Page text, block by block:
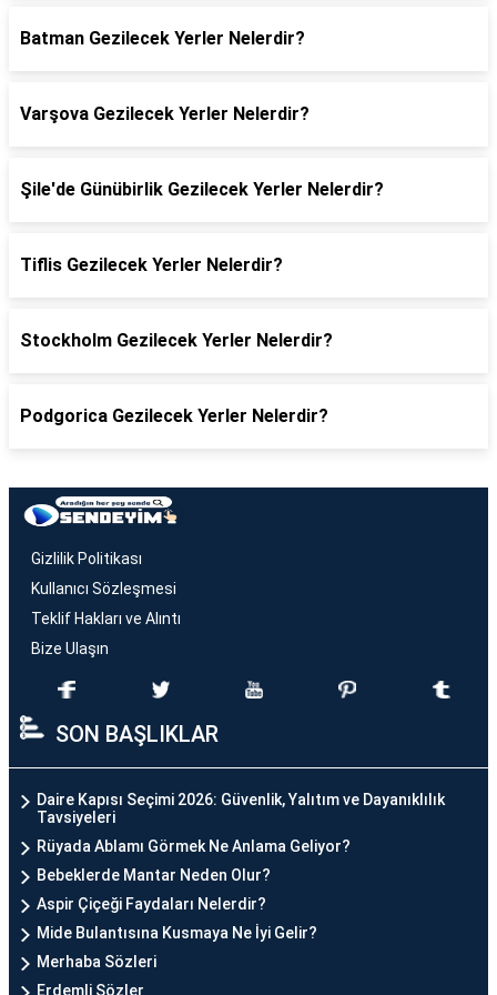
Batman Gezilecek Yerler Nelerdir?
Varşova Gezilecek Yerler Nelerdir?
Şile'de Günübirlik Gezilecek Yerler Nelerdir?
Tiflis Gezilecek Yerler Nelerdir?
Stockholm Gezilecek Yerler Nelerdir?
Podgorica Gezilecek Yerler Nelerdir?
Gizlilik Politikası
Kullanıcı Sözleşmesi
Teklif Hakları ve Alıntı
Bize Ulaşın
SON BAŞLIKLAR
Daire Kapısı Seçimi 2026: Güvenlik, Yalıtım ve Dayanıklılık
Tavsiyeleri
Rüyada Ablamı Görmek Ne Anlama Geliyor?
Bebeklerde Mantar Neden Olur?
Aspir Çiçeği Faydaları Nelerdir?
Mide Bulantısına Kusmaya Ne İyi Gelir?
Merhaba Sözleri
Erdemli Sözler